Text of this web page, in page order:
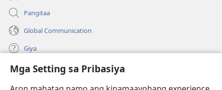
Mga Setting sa Pribasiya
Pangitaa
Global Communication
Giya
Donasyon
(mo-
open